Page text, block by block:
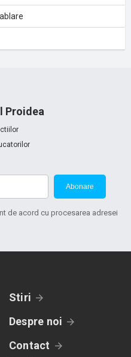
Proidea
Abonare
de acord cu procesarea adresei
Stiri
Despre noi
Contact